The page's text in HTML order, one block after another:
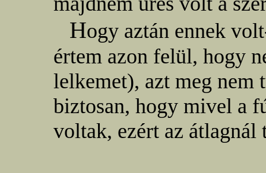
Hogy aztán ennek
értem azon felül, hogy
lelkemet), azt meg nem
biztosan, hogy mivel a
voltak, ezért az